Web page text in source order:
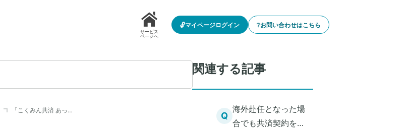
サービス
ページへ
🔓マイページログイン ❔お問い合わせはこちら
「こくみん共済 あっ…
関連する記事
Q
海外赴任となった場
合でも共済契約を継